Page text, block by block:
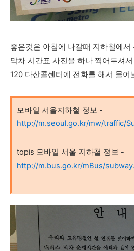
좋은것은 아침에 나갈때 지하철에서
막차 시간표 사진을 하나 찍어두셔
120 다산콜센터에 전화를 해서 물어
모바일 서울지하철 정보 -
http://m.seoul.go.kr/mw/traffic/
topis 모바일 서울 지하철 정보 -
http://m.bus.go.kr/mBus/